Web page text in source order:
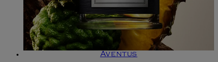
Aventus